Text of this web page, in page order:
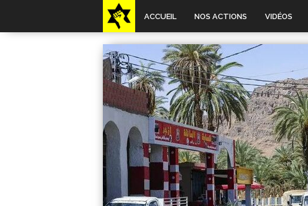
ACCUEIL NOS ACTIONS VIDÉOS